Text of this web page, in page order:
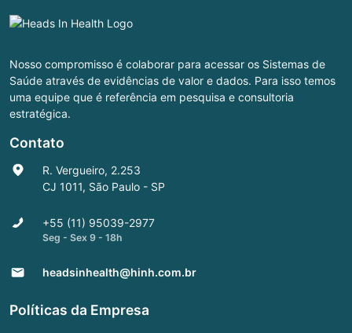
Nosso compromisso é colaborar para acessar os Sistemas de
Saúde através de evidências de valor e dados. Para isso temos
uma equipe que é referência em pesquisa e consultoria
estratégica.
Contato
R. Vergueiro, 2.253
CJ 1011, São Paulo - SP
+55 (11) 95039-2977
Seg - Sex 9 - 18h
headsinhealth@hinh.com.br
Políticas da Empresa